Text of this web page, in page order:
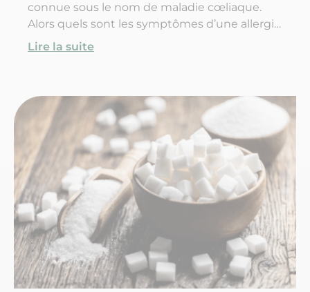
connue sous le nom de maladie cœliaque.
Alors quels sont les symptômes d’une allergie
au gluten ? Quelle est la différence entre
Lire la suite